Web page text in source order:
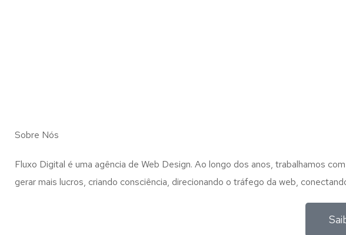
Sobre Nós
Fluxo Digital é uma agência de Web Design. Ao longo dos anos, trabalhamos
gerar mais lucros, criando consciência, direcionando o tráfego da web,